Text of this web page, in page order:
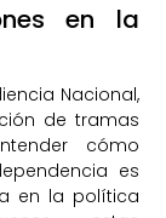
en la
Nacional,
de tramas
cómo
es
en la política